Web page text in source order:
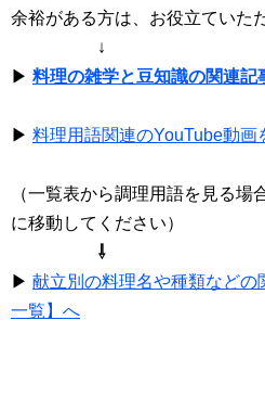
余裕がある方は、お役立ていた
↓
▶ 料理の雑学と豆知識の関連記
▶ 料理用語関連のYouTube動画
（一覧表から調理用語を見る場
に移動してください）
⇩
▶ 献立別の料理名や種類など
一覧】へ